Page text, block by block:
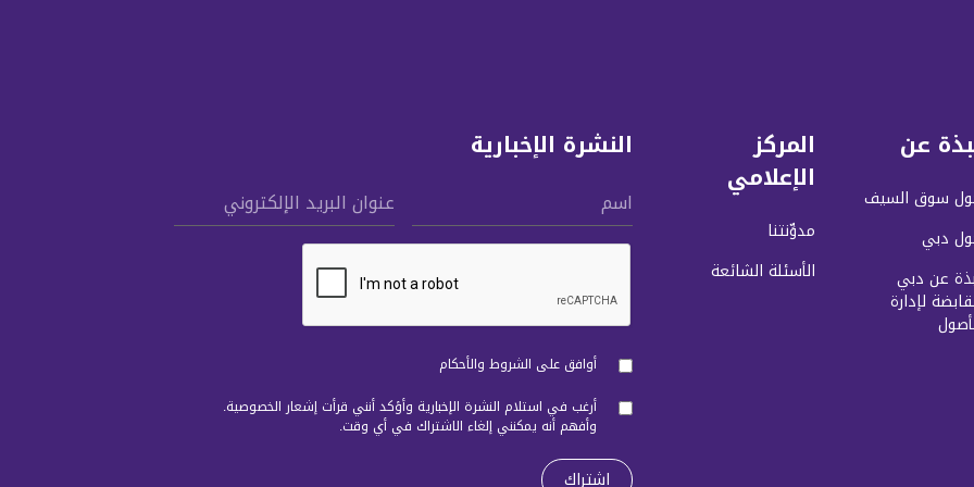
عن
سوق السيف
دبي
عن دبي
لإدارة
المركز
الإعلامي
مدوِّنتنا
الأسئلة الشائعة
النشرة الإخبارية
اسم عنوان البريد الإلكتروني
أوافق على الشروط والأحكام
أرغب في استلام النشرة الإخبارية وأؤكد أنني قرأتإشعار الخصوصية.
وأفهم أنه يمكنني إلغاء الاشتراك في أي وقت.